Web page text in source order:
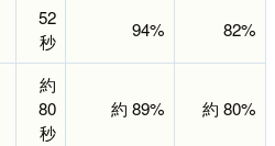
52
秒
94% 82%
約
80
秒
約 89% 約 80%